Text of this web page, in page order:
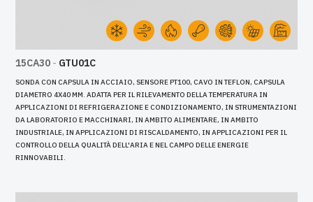
15CA30 - GTU01C
SONDA CON CAPSULA IN ACCIAIO, SENSORE PT100, CAVO IN TEFLON, CAPSULA
DIAMETRO 4X40 MM. ADATTA PER IL RILEVAMENTO DELLA TEMPERATURA IN
APPLICAZIONI DI REFRIGERAZIONE E CONDIZIONAMENTO, IN STRUMENTAZIONI
DA LABORATORIO E MACCHINARI, IN AMBITO ALIMENTARE, IN AMBITO
INDUSTRIALE, IN APPLICAZIONI DI RISCALDAMENTO, IN APPLICAZIONI PER IL
CONTROLLO DELLA QUALITÀ DELL'ARIA E NEL CAMPO DELLE ENERGIE
RINNOVABILI.